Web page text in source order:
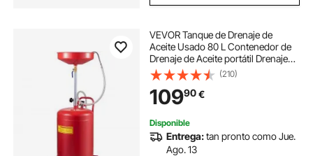
VEVOR Tanque de Drenaje de
Aceite Usado 80 L Contenedor de
Drenaje de Aceite portátil Drenaje
Suave de Transferencia de
Combustible Altura de Embudo
Ajustable con Rueda para fácil
extracción de Aceite
(210)
10990€
Disponible
Entrega:tan pronto como Jue.
Ago. 13